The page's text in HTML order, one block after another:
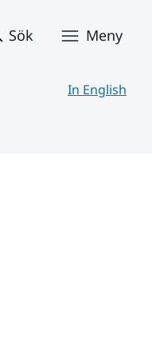
Sök Meny
In English